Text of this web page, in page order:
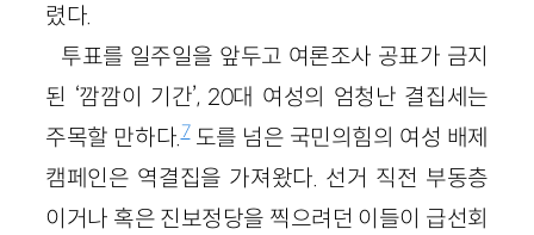
렸다.
투표를 일주일을 앞두고 여론조사 공표가 금지
된 ‘깜깜이 기간’, 20대 여성의 엄청난 결집세는
주목할 만하다.7도를 넘은 국민의힘의 여성 배제
캠페인은 역결집을 가져왔다. 선거 직전 부동층
이거나 혹은 진보정당을 찍으려던 이들이 급선회